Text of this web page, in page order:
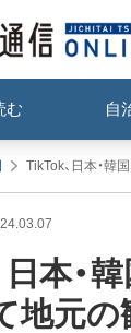
む 自
TikTok、日本・韓
日本・
地元の